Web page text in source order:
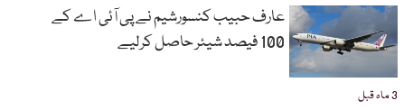
3 ماہ قبل
عارف حبیب کنسورشیم نے پی آئی اے کے
100 فیصد شیئر حاصل کرلیے